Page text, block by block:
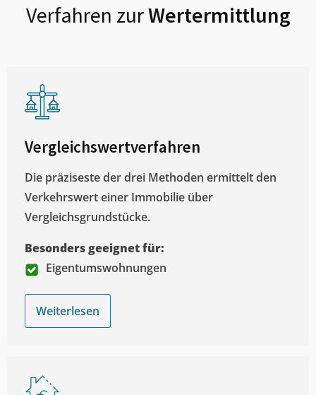
Verfahren zurWertermittlung
Vergleichswertverfahren
Die präziseste der drei Methoden ermittelt den
Verkehrswert einer Immobilie über
Vergleichsgrundstücke.
Besonders geeignet für:
Eigentumswohnungen
Weiterlesen